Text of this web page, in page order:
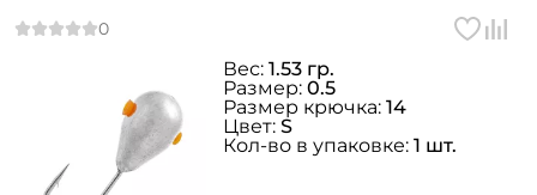
Вес: 1.53 гр.
Размер: 0.5
Размер крючка: 14
Цвет: S
Кол-во в упаковке: 1 шт.